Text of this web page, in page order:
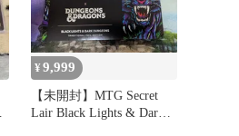
¥9,999
【未開封】MTG Secret
Lair Black Lights & Dark